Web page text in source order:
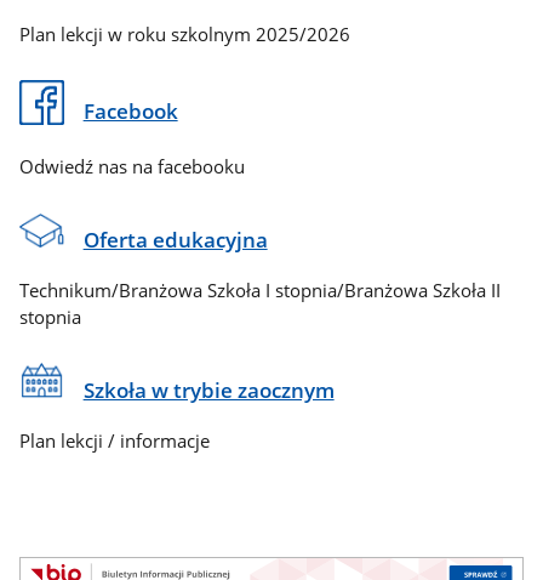
Plan lekcji w roku szkolnym 2025/2026
Facebook
Odwiedź nas na facebooku
Oferta edukacyjna
Technikum/Branżowa Szkoła I stopnia/Branżowa Szkoła II
stopnia
Szkoła w trybie zaocznym
Plan lekcji / informacje